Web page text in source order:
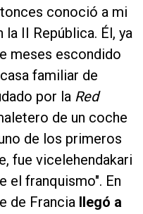
conoció a mi
II República. Él, ya
meses escondido
familiar de
por la Red
de un coche
de los primeros
fue vicelehendakari
el franquismo". En
de Francia llegó a